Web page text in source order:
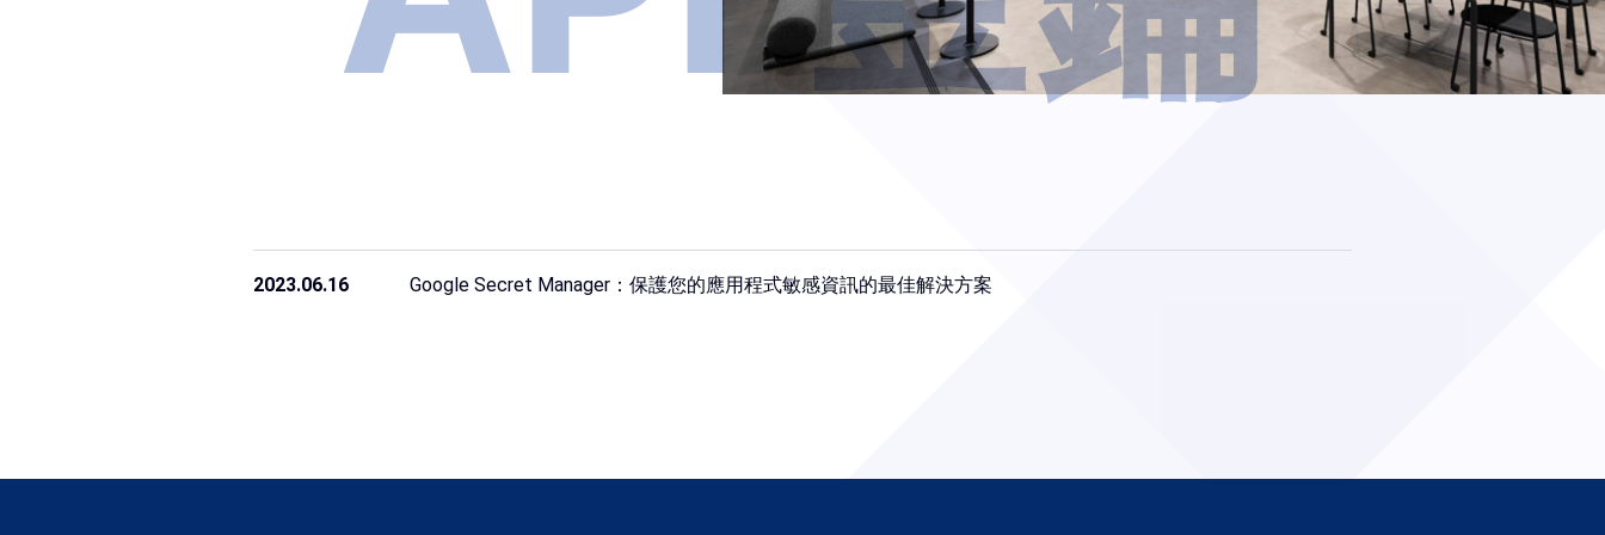
2023.06.16 Google Secret Manager：保護您的應用程式敏感資訊的最佳解決方案